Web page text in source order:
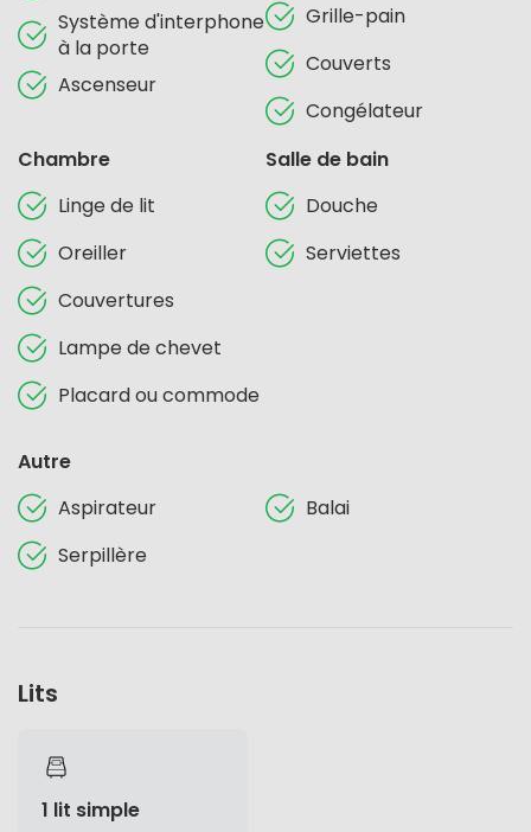
Système d'interphone
à la porte
Ascenseur
Grille-pain
Couverts
Congélateur
Chambre
Linge de lit
Oreiller
Couvertures
Lampe de chevet
Placard ou commode
Salle de bain
Douche
Serviettes
Autre
Aspirateur
Balai
Serpillère
Lits
1 lit simple